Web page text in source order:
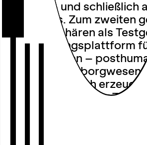
Körpern – und schließlich
Übergangs. Zum zweiten
virtuelle Sphären als
Beschwörungsplattform
Lebensformen –
postbinäre Cyborgwesen
Formen künstlich
neuartigen Spezies. Zum
zwischen realem und